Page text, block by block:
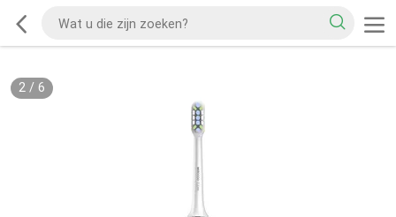
2/ 6